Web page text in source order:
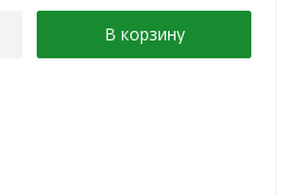
В корзину